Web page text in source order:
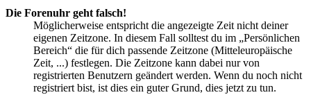
Die Forenuhr geht falsch!
Möglicherweise entspricht die angezeigte Zeit nicht deiner
eigenen Zeitzone. In diesem Fall solltest du im „Persönlichen
Bereich“ die für dich passende Zeitzone (Mitteleuropäische
Zeit, ...) festlegen. Die Zeitzone kann dabei nur von
registrierten Benutzern geändert werden. Wenn du noch nicht
registriert bist, ist dies ein guter Grund, dies jetzt zu tun.